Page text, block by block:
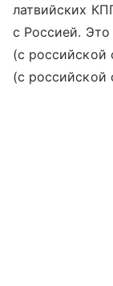
латвийских
с Россией. Это
(с российской
(с российской